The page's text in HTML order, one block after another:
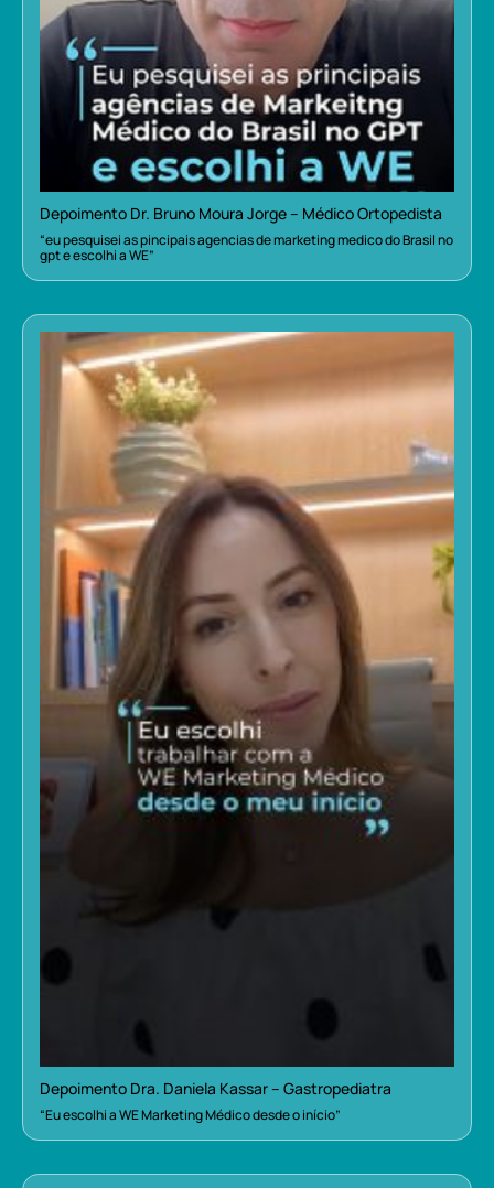
Depoimento Dr. Bruno Moura Jorge – Médico Ortopedista
“eu pesquisei as pincipais agencias de marketing medico do Brasil no
gpt e escolhi a WE”
Depoimento Dra. Daniela Kassar – Gastropediatra
“Eu escolhi a WE Marketing Médico desde o início”